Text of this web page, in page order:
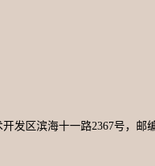
发区滨海十一路2367号，邮